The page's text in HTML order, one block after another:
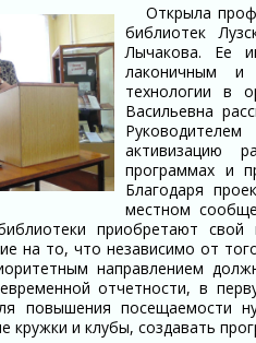
Открыла
библиотек
Лычакова. Ее
лаконичным
технологии в
Васильевна
активизацию
программах и
Благодаря
местном
приобретают
на то, что независимо от
направлением
отчетности, в
повышения посещаемости
кружки и клубы, создавать